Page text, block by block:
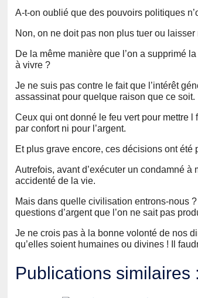
A-t-on oublié que des pouvoirs politiques
Non, on ne doit pas non plus tuer ou
De la même manière que l’on a supprimé
à vivre ?
Je ne suis pas contre le fait que l’intérêt
assassinat pour quelque raison que ce soit.
Ceux qui ont donné le feu vert pour mettre
par confort ni pour l’argent.
Et plus grave encore, ces décisions ont
Autrefois, avant d’exécuter un condamné
accidenté de la vie.
Mais dans quelle civilisation entrons-nous
questions d’argent que l’on ne sait pas
Je ne crois pas à la bonne volonté de nos
qu’elles soient humaines ou divines ! Il
Publications similaires :